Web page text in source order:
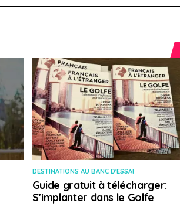
DESTINATIONS AU BANC D'ESSAI
Guide gratuit à télécharger:
S’implanter dans le Golfe